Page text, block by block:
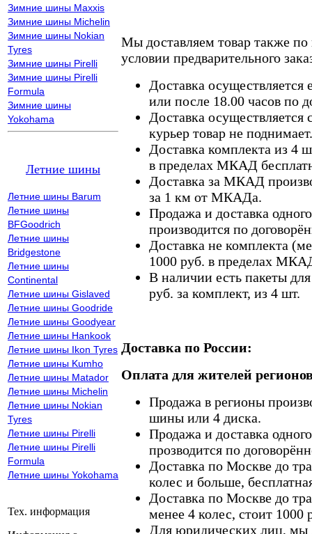
Зимние шины Maxxis
Зимние шины Michelin
Зимние шины Nokian
Tyres
Зимние шины Pirelli
Зимние шины Pirelli
Formula
Зимние шины
Yokohama
Летние шины
Летние шины Barum
Летние шины
BFGoodrich
Летние шины
Bridgestone
Летние шины
Continental
Летние шины Gislaved
Летние шины Goodride
Летние шины Goodyear
Летние шины Hankook
Летние шины Ikon Tyres
Летние шины Kumho
Летние шины Matador
Летние шины Michelin
Летние шины Nokian
Tyres
Летние шины Pirelli
Летние шины Pirelli
Formula
Летние шины Yokohama
Тех. информация
Мы доставляем товар также
условии предварительного
Доставка осуществляется
или после 18.00 часов по
Доставка осуществляется
курьер товар не поднимает.
Доставка комплекта из 4
в пределах МКАД
Доставка за МКАД
за 1 км от МКАДа.
Продажа и доставка
производится по
Доставка не комплекта
1000 руб. в пределах
В наличии есть пакеты
руб. за комплект, из 4 шт.
Доставка по России:
Оплата для жителей
Продажа в регионы
шины или 4 диска.
Продажа и доставка
прозводится по
Доставка по Москве до
колес и больше,
Доставка по Москве до
менее 4 колес, стоит 1000
Для юридических лиц, мы